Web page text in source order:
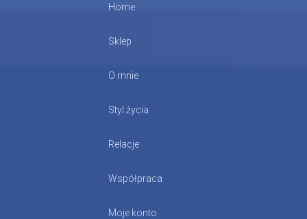
Home
Sklep
O mnie
Styl życia
Relacje
Współpraca
Moje konto